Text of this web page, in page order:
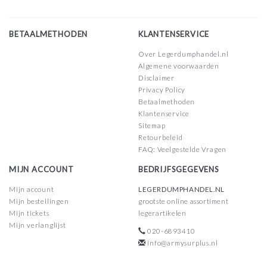
BETAALMETHODEN KLANTENSERVICE
Over Legerdumphandel.nl
Algemene voorwaarden
Disclaimer
Privacy Policy
Betaalmethoden
Klantenservice
Sitemap
Retourbeleid
FAQ: Veelgestelde Vragen
MIJN ACCOUNT
Mijn account
Mijn bestellingen
Mijn tickets
Mijn verlanglijst
BEDRIJFSGEGEVENS
LEGERDUMPHANDEL.NL
grootste online assortiment
legerartikelen
020-6893410
info@armysurplus.nl